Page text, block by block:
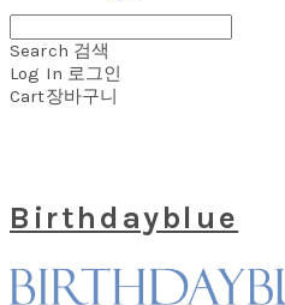
Search 검색
Log In 로그인
Cart장바구니
Birthdayblue